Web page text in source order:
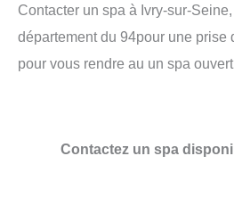
Contacter un spa à Ivry-sur-
département du 94pour une prise
pour vous rendre au un spa
Contactez un spa